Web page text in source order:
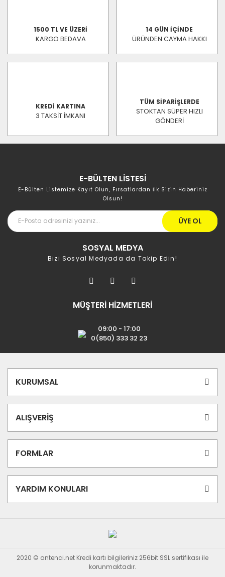
1500 TL VE ÜZERİ
KARGO BEDAVA
14 GÜN İÇİNDE
ÜRÜNDEN CAYMA HAKKI
KREDİ KARTINA
3 TAKSİT İMKANI
TÜM SİPARİŞLERDE
STOKTAN SÜPER HIZLI
GÖNDERİ
E-BÜLTEN LİSTESİ
E-Bülten Listemize Kayıt Olun, Fırsatlardan İlk Sizin Haberiniz
Olsun!
ÜYE OL
SOSYAL MEDYA
Bizi Sosyal Medyada da Takip Edin!
MÜŞTERİ HİZMETLERİ
09:00 - 17:00
0(850) 333 32 23
KURUMSAL
ALIŞVERİŞ
FORMLAR
YARDIM KONULARI
2020 © antenci.net Kredi kartı bilgileriniz 256bit SSL sertifikası ile
korunmaktadır.